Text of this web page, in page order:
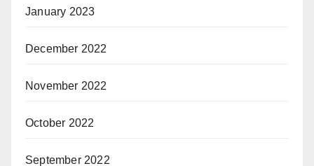
January 2023
December 2022
November 2022
October 2022
September 2022